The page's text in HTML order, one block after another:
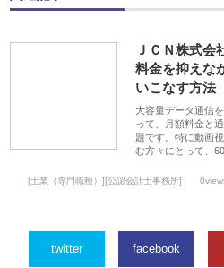
ＪＣＮ株式会
料金を抑えな
いこなす方法
大容量データ通信
って、月額料金と
題です。特に動画
む方々にとって、
[士業（専門職種）][公認会計士事務所]
twitter facebook